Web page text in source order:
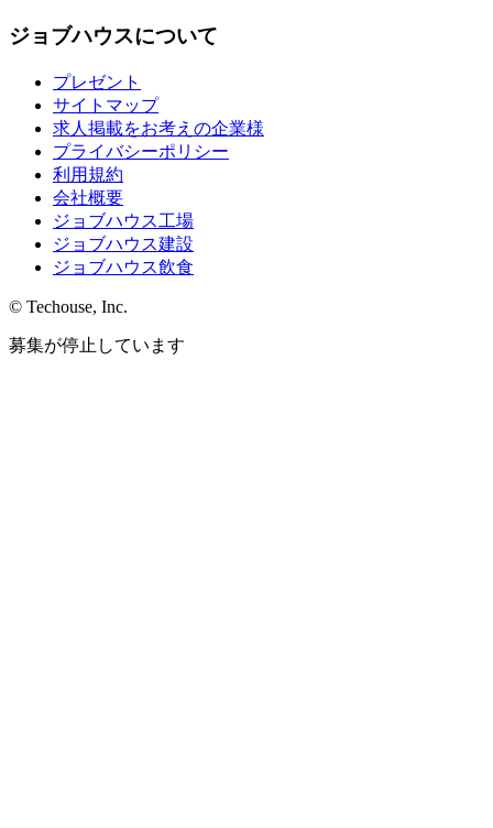
ジョブハウスについて
プレゼント
サイトマップ
求人掲載をお考えの企業様
プライバシーポリシー
利用規約
会社概要
ジョブハウス工場
ジョブハウス建設
ジョブハウス飲食
© Techouse, Inc.
募集が停止しています